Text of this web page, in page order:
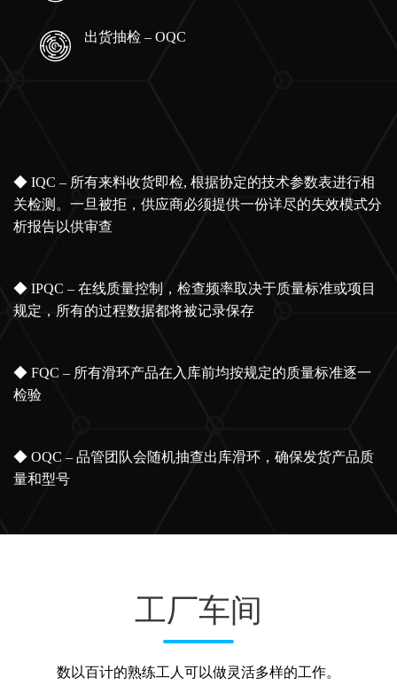
出货抽检 – OQC
◆ IQC – 所有来料收货即检, 根据协定的技术参数表进行相
关检测。一旦被拒，供应商必须提供一份详尽的失效模式分
析报告以供审查
◆ IPQC – 在线质量控制，检查频率取决于质量标准或项目
规定，所有的过程数据都将被记录保存
◆ FQC – 所有滑环产品在入库前均按规定的质量标准逐一
检验
◆ OQC – 品管团队会随机抽查出库滑环，确保发货产品质
量和型号
工厂车间
数以百计的熟练工人可以做灵活多样的工作。